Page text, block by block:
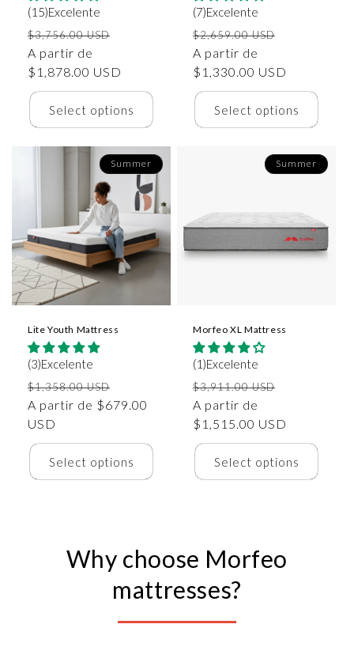
(15)Excelente
Precio
habitual
$3,756.00 USD
oferta
A partir de
$1,878.00 USD
Select options
(7)Excelente
Precio
habitual
$2,659.00 USD
oferta
A partir de
$1,330.00 USD
Select options
Summer
Lite Youth Mattress
(3)Excelente
Precio
habitual
$1,358.00 USD
de
A partir de $679.00
USD
Select options
Summer
Morfeo XL Mattress
(1)Excelente
Precio
habitual
$3,911.00 USD
oferta
A partir de
$1,515.00 USD
Select options
Why choose Morfeo
mattresses?